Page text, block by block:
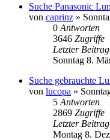
Suche Panasonic
von caprinz »
0 Antworten
3646 Zugriffe
Letzter Beitrag
Sonntag 8.
Suche gebrauchte
von lucopa »
5 Antworten
2869 Zugriffe
Letzter Beitrag
Montag 8.